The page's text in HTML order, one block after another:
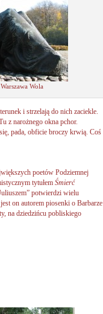
Wola
i strzelają do nich zaciekle.
z narożnego okna pchor.
pada, obficie broczy krwią. Coś
poetów Podziemnej
tytułem Śmierć
potwierdzi wielu
on autorem piosenki o Barbarze
na dziedzińcu pobliskiego